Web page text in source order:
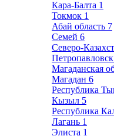
Кара-Балта 1
Токмок 1
Абай область 7
Семей 6
Северо-
Петропавловск
Магаданская
Магадан 6
Республика
Кызыл 5
Республика
Лагань 1
Элиста 1